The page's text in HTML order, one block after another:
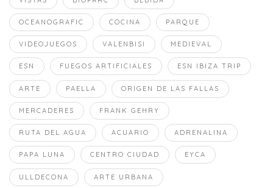
OCEANOGRAFIC COCINA PARQUE
VIDEOJUEGOS VALENBISI MEDIEVAL
ESN FUEGOS ARTIFICIALES ESN IBIZA TRIP
ARTE PAELLA ORIGEN DE LAS FALLAS
MERCADERES FRANK GEHRY
RUTA DEL AGUA ACUARIO ADRENALINA
PAPA LUNA CENTRO CIUDAD EYCA
ULLDECONA ARTE URBANA